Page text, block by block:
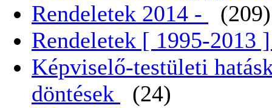
Rendeletek 2014 -
(209)
Rendeletek [ 1995-2013
Képviselő-testületi
döntések
(24)